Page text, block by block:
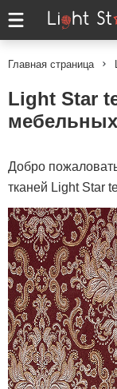
Главная страница
Light Star
мебельных
Добро
тканей Light Star